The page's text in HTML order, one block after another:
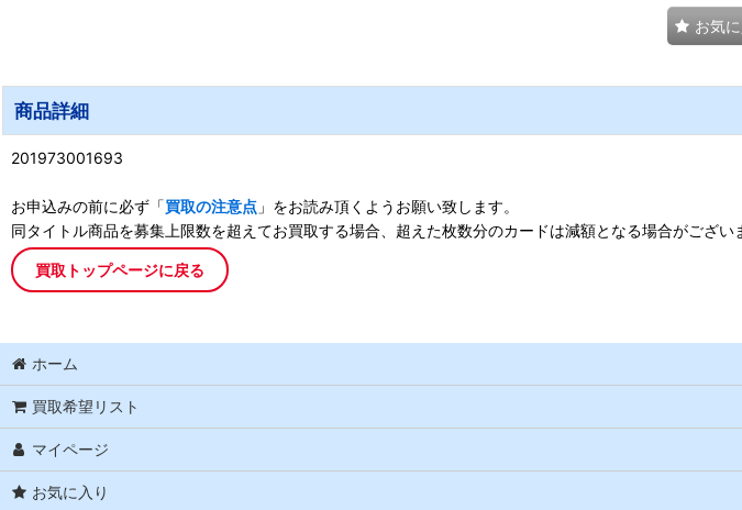
お気
商品詳細
201973001693
お申込みの前に必ず「買取の注意点 」をお読み頂くようお願い致します。
同タイトル商品を募集上限数を超えてお買取する場合、超えた枚数分のカードは減額となる場合がござい
買取トップページに戻る
ホーム
買取希望リスト
マイページ
お気に入り